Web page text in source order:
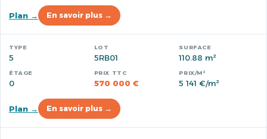
Plan → En savoir plus →
5 5RB01 110.88 m²
0 570 000 € 5 141 €/m²
Plan → En savoir plus →